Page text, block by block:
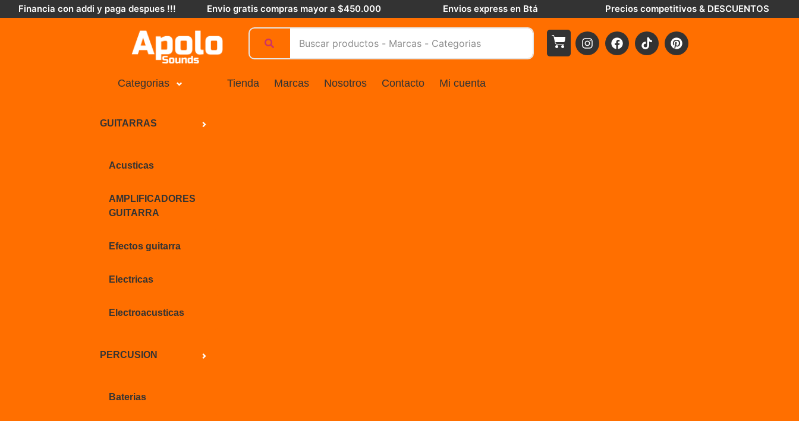
Financia con addi y paga despues !!! Envio gratis compras mayor a $450.000 Envios express en Btá Precios competitivos & DESCUENTOS
Categorias
GUITARRAS
Acusticas
AMPLIFICADORES
GUITARRA
Efectos guitarra
Electricas
Electroacusticas
PERCUSION
Baterias
Tienda Marcas Nosotros Contacto Mi cuenta